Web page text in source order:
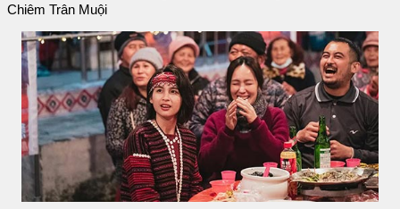
Chiêm Trân Muội